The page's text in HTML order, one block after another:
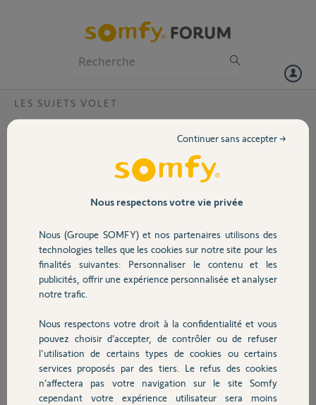
Volet
Sécurité
Domotique
Chauffage
Autres produits
LES SUJETS VOLET
Emménagement Box déjà activée
Je viens d'emménager et j'ai voulu renseigné le code Pin de ma box
Fabrice D.
il y a environ 6 ans
Réponses
Nous respectons votre vie privée
Nous (Groupe SOMFY) et nos partenaires utilisons des
technologies telles que les cookies sur notre site pour les
finalités suivantes: Personnaliser le contenu et les
publicités, offrir une expérience personnalisée et analyser
notre trafic.
Nous respectons votre droit à la confidentialité et vous
pouvez choisir d’accepter, de contrôler ou de refuser
l'utilisation de certains types de cookies ou certains
services proposés par des tiers. Le refus des cookies
n’affectera pas votre navigation sur le site Somfy
cependant votre expérience utilisateur sera moins
Continuer sans accepter →